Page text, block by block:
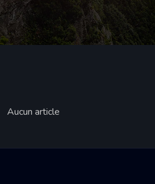
Aucun article